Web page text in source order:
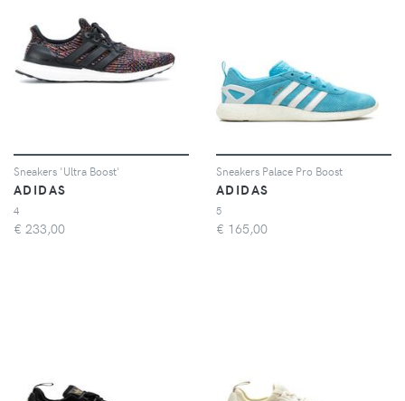
Sneakers 'Ultra Boost'
ADIDAS
4
€ 233,00
Sneakers Palace Pro Boost
ADIDAS
5
€ 165,00